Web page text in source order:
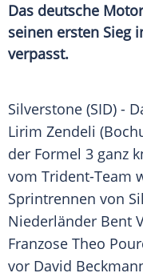
Das deutsche
seinen ersten Sieg
verpasst.
Silverstone (SID) -
Lirim Zendeli (
der Formel 3 ganz
vom Trident-Team
Sprintrennen von
Niederländer Bent
Franzose Theo
vor David